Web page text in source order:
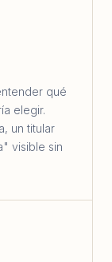
qué
elegir.
un titular
visible sin